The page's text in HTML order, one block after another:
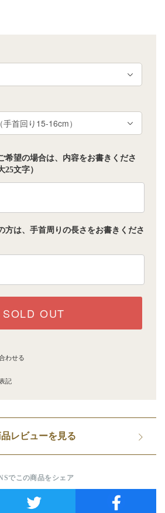
希望の場合は、内容をお書きくださ
文字）
方は、手首周りの長さをお書きくださ
SOLD OUT
わせる
記
レビューを見る
でこの商品をシェア